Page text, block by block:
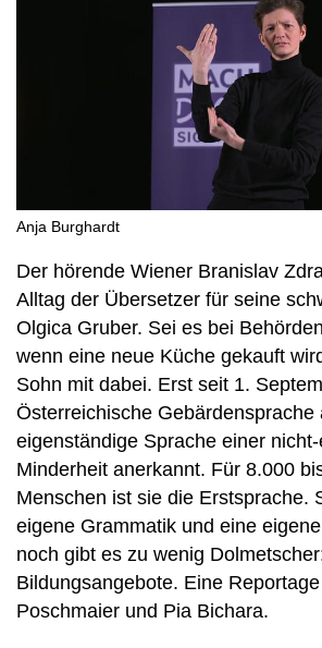
Anja Burghardt
Der hörende Wiener Branislav
Alltag der Übersetzer für seine
Olgica Gruber. Sei es bei
wenn eine neue Küche gekauft
Sohn mit dabei. Erst seit 1.
Österreichische Gebärdensprache
eigenständige Sprache einer
Minderheit anerkannt. Für 8.000
Menschen ist sie die Erstsprache.
eigene Grammatik und eine
noch gibt es zu wenig
Bildungsangebote. Eine
Poschmaier und Pia Bichara.